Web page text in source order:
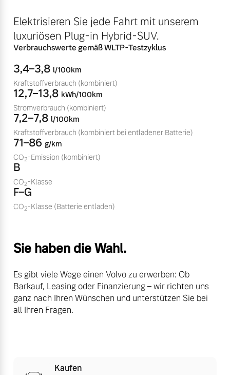
Fahrzeug konfigurieren
Sofort verfügbare Fahrzeuge
Volvo Selekt
Mehr erfahren
Editionsmodelle
Mehr erfahren
Sommer Kompletträder.
Bitte sprechen Sie uns
direkt an.
Entdecken Sie unsere
Mehr erfahren
Versicherung
Elektrisieren Sie jede Fahrt mit unserem
luxuriösen Plug-in Hybrid-SUV.
Verbrauchswerte gemäß WLTP-Testzyklus
3,4–3,8 l/100km
Kraftstoffverbrauch (kombiniert)
12,7–13,8 kWh/100km
Stromverbrauch (kombiniert)
7,2–7,8 l/100km
Kraftstoffverbrauch (kombiniert bei entladener Batterie)
71–86 g/km
CO2-Emission (kombiniert)
B
CO2-Klasse
F–G
CO2-Klasse (Batterie entladen)
Sie haben die Wahl.
Es gibt viele Wege einen Volvo zu erwerben: Ob
Barkauf, Leasing oder Finanzierung – wir richten uns
ganz nach Ihren Wünschen und unterstützen Sie bei
all Ihren Fragen.
Kaufen